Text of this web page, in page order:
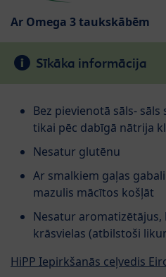
Ar Omega 3 taukskābēm
Sīkāka informācija
Bez pievienotā sāls-
tikai pēc dabīgā nātrija
Nesatur glutēnu
Ar smalkiem gaļas
mazulis mācītos košļāt
Nesatur
krāsvielas (atbilstoši
HiPP Iepirkšanās ceļvedis